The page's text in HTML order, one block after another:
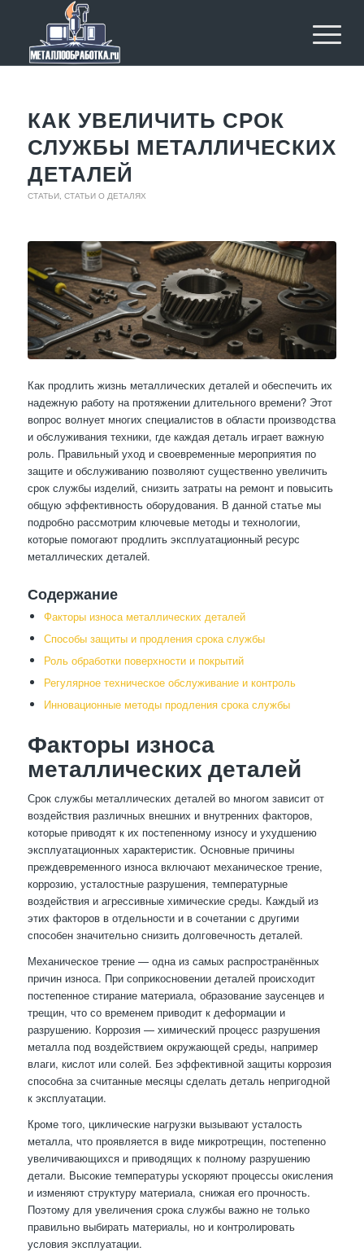
КАК УВЕЛИЧИТЬ СРОК
СЛУЖБЫ МЕТАЛЛИЧЕСКИХ
ДЕТАЛЕЙ
СТАТЬИ, СТАТЬИ О ДЕТАЛЯХ
Как продлить жизнь металлических деталей и обеспечить их
надежную работу на протяжении длительного времени? Этот
вопрос волнует многих специалистов в области производства
и обслуживания техники, где каждая деталь играет важную
роль. Правильный уход и своевременные мероприятия по
защите и обслуживанию позволяют существенно увеличить
срок службы изделий, снизить затраты на ремонт и повысить
общую эффективность оборудования. В данной статье мы
подробно рассмотрим ключевые методы и технологии,
которые помогают продлить эксплуатационный ресурс
металлических деталей.
Содержание
Факторы износа металлических деталей
Способы защиты и продления срока службы
Роль обработки поверхности и покрытий
Регулярное техническое обслуживание и контроль
Инновационные методы продления срока службы
Факторы износа
металлических деталей
Срок службы металлических деталей во многом зависит от
воздействия различных внешних и внутренних факторов,
которые приводят к их постепенному износу и ухудшению
эксплуатационных характеристик. Основные причины
преждевременного износа включают механическое трение,
коррозию, усталостные разрушения, температурные
воздействия и агрессивные химические среды. Каждый из
этих факторов в отдельности и в сочетании с другими
способен значительно снизить долговечность деталей.
Механическое трение — одна из самых распространённых
причин износа. При соприкосновении деталей происходит
постепенное стирание материала, образование заусенцев и
трещин, что со временем приводит к деформации и
разрушению. Коррозия — химический процесс разрушения
металла под воздействием окружающей среды, например
влаги, кислот или солей. Без эффективной защиты коррозия
способна за считанные месяцы сделать деталь непригодной
к эксплуатации.
Кроме того, циклические нагрузки вызывают усталость
металла, что проявляется в виде микротрещин, постепенно
увеличивающихся и приводящих к полному разрушению
детали. Высокие температуры ускоряют процессы окисления
и изменяют структуру материала, снижая его прочность.
Поэтому для увеличения срока службы важно не только
правильно выбирать материалы, но и контролировать
условия эксплуатации.